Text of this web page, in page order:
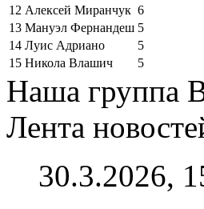
12 Алексей Миранчук 6
13 Мануэл Фернандеш 5
14 Луис Адриано
5
15 Никола Влашич 5
Наша группа
Лента
30.3.2026,